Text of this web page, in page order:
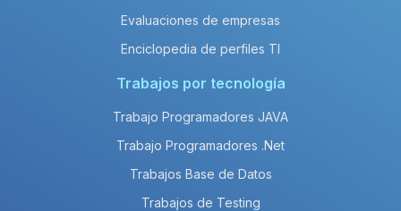
Evaluaciones de empresas
Enciclopedia de perfiles TI
Trabajos por tecnología
Trabajo Programadores JAVA
Trabajo Programadores .Net
Trabajos Base de Datos
Trabajos de Testing